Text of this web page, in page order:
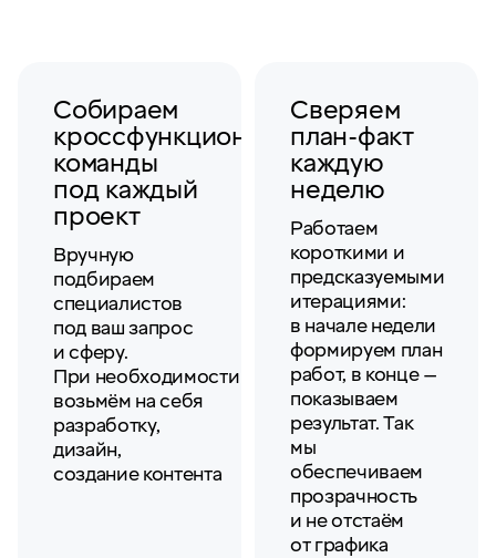
Собираем
кроссфункциональные
команды
под каждый
проект
Вручную
подбираем
специалистов
под ваш запрос
и сферу.
При необходимости
возьмём на себя
разработку,
дизайн,
создание контента
Сверяем
план-факт
каждую
неделю
Работаем
короткими и
предсказуемыми
итерациями:
в начале недели
формируем план
работ, в конце —
показываем
результат. Так
мы
обеспечиваем
прозрачность
и не отстаём
от графика